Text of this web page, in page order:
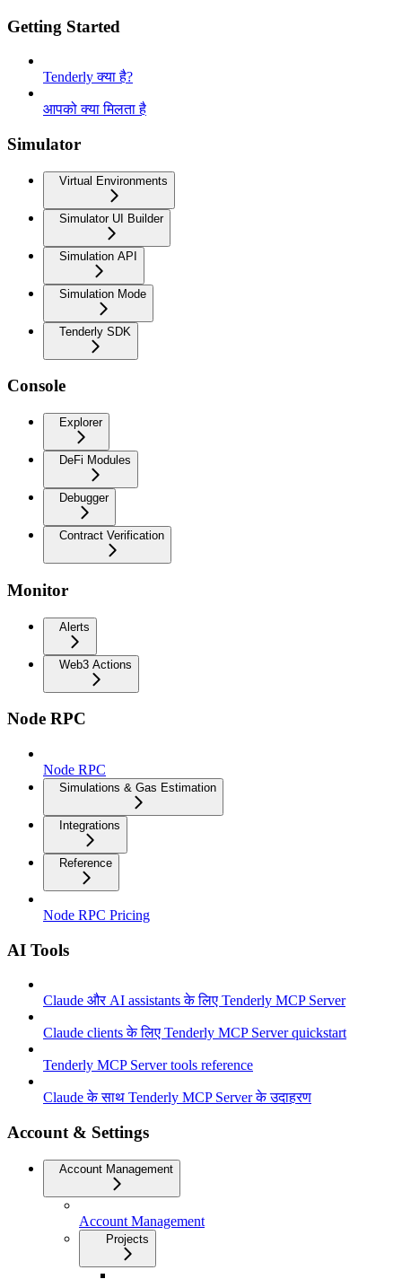
Getting Started
Tenderly क्या है?
आपको क्या मिलता है
Simulator
Virtual Environments
Simulator UI Builder
Simulation API
Simulation Mode
Tenderly SDK
Console
Explorer
DeFi Modules
Debugger
Contract Verification
Monitor
Alerts
Web3 Actions
Node RPC
Node RPC
Simulations & Gas Estimation
Integrations
Reference
Node RPC Pricing
AI Tools
Claude और AI assistants के लिए Tenderly MCP Server
Claude clients के लिए Tenderly MCP Server quickstart
Tenderly MCP Server tools reference
Claude के साथ Tenderly MCP Server के उदाहरण
Account & Settings
Account Management
Account Management
Projects